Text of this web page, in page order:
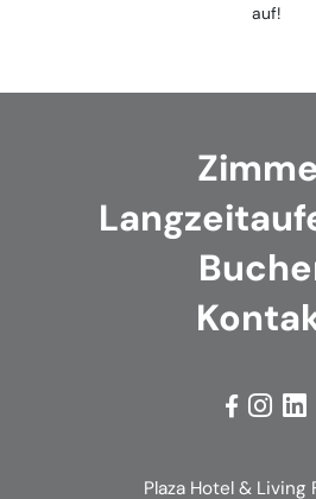
auf!
  
Plaza Hotel & Living